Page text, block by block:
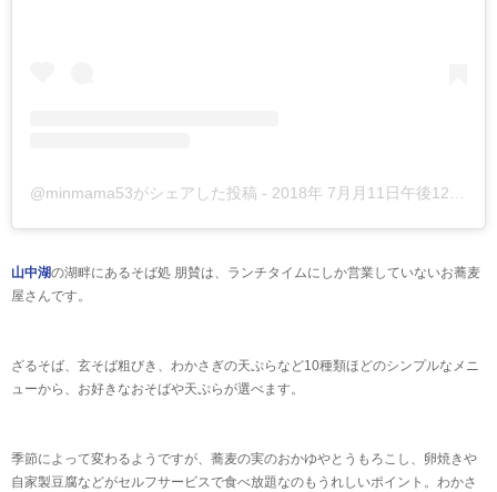
@minmama53がシェアした投稿 - 2018年 7月月11日午後12時11分PDT
山中湖の湖畔にあるそば処 朋賛は、ランチタイムにしか営業していないお蕎麦
屋さんです。
ざるそば、玄そば粗びき、わかさぎの天ぷらなど10種類ほどのシンプルなメニ
ューから、お好きなおそばや天ぷらが選べます。
季節によって変わるようですが、蕎麦の実のおかゆやとうもろこし、卵焼きや
自家製豆腐などがセルフサービスで食べ放題なのもうれしいポイント。わかさ